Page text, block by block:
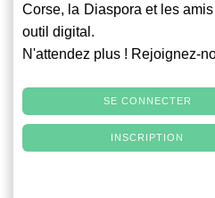
Corse, la Diaspora et les
outil digital.
N'attendez plus ! Rejoignez-
SE CONNECTER
INSCRIPTION